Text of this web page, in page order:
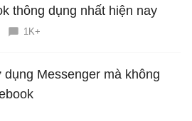
thông dụng nhất hiện nay
1K+
dụng Messenger mà không